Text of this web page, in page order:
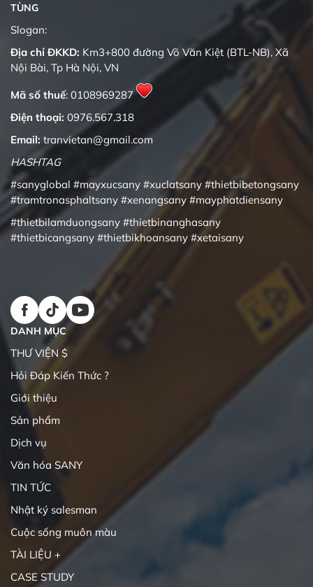
TÙNG
Slogan:
Địa chỉ ĐKKD: Km3+800 đường Võ Văn Kiệt (BTL-NB), Xã
Nội Bài, Tp Hà Nội, VN
Mã số thuế: 0108969287
Điện thoại: 0976.567.318
Email: tranvietan@gmail.com
HASHTAG
#sanyglobal #mayxucsany #xuclatsany #thietbibetongsany
#tramtronasphaltsany #xenangsany #mayphatdiensany
#thietbilamduongsany #thietbinanghasany
#thietbicangsany #thietbikhoansany #xetaisany
DANH MỤC
THƯ VIỆN $
Hỏi Đáp Kiến Thức ?
Giới thiệu
Sản phẩm
Dịch vụ
Văn hóa SANY
TIN TỨC
Nhật ký salesman
Cuộc sống muôn màu
TÀI LIỆU +
CASE STUDY